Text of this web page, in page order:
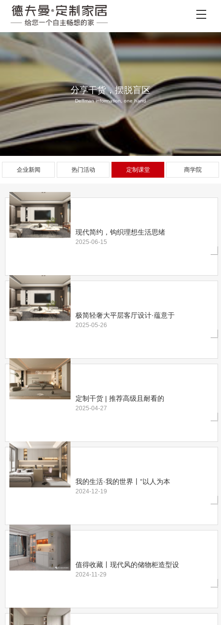
分享干货，摆脱盲区
Deffman information, one hand
企业新闻 热门活动 定制课堂 商学院
现代简约，钩织理想生活思绪
2025-06-15
极简轻奢大平层客厅设计·蕴意于
2025-05-26
定制干货 | 推荐高级且耐看的
2025-04-27
我的生活·我的世界丨“以人为本
2024-12-19
值得收藏丨现代风的储物柜造型设
2024-11-29